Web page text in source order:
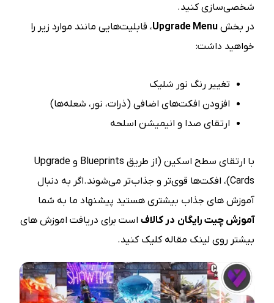
شخصی‌سازی کنید.
در بخشUpgrade Menu، قابلیت‌هایی مانند موارد زیر را
خواهید داشت:
تغییر رنگ نور شلیک
افزودن افکت‌های اضافی (ذرات، نور، شعله‌ها)
ارتقای صدا و انیمیشن اسلحه
با ارتقای سطح اسکین (از طریق Blueprints و Upgrade
Cards)، افکت‌ها قوی‌تر و جذاب‌تر می‌شوند.اگر به دنبال
آموزش های جذاب بیشتری هستید پیشنهاد ما به شما
آموزش چیت رایگان در کالاف است برای دریافت اموزش های
بیشتر روی لینک مقاله کلیک کنید.